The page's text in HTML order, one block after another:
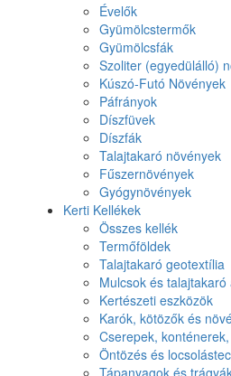
Évelők
Gyümölcstermők
Gyümölcsfák
Szoliter (egyedülálló)
Kúszó-Futó Növények
Páfrányok
Díszfüvek
Díszfák
Talajtakaró növények
Fűszernövények
Gyógynövények
Kerti Kellékek
Összes kellék
Termőföldek
Talajtakaró geotextília
Mulcsok és talajtakaró
Kertészeti eszközök
Karók, kötözők és
Cserepek,
Öntözés és
Tápanyagok és